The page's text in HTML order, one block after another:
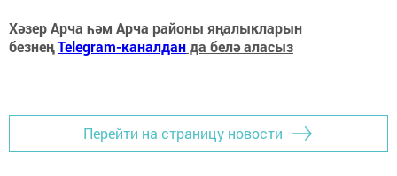
Хәзер Арча һәм Арча районы яңалыкларын
безнеңTelegram-каналданда белә аласыз
Перейти на страницу новости